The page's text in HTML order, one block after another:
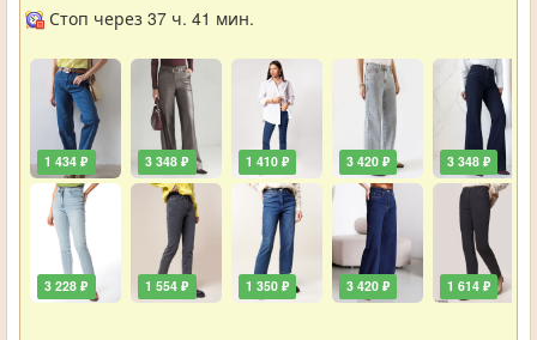
Стоп через 37 ч. 41 мин.
1 434 ₽
3 228 ₽
3 348 ₽
1 554 ₽
1 410 ₽
1 350 ₽
3 420 ₽
3 420 ₽
3 348 ₽
1 614 ₽